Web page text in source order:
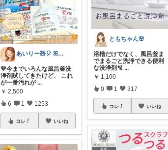
あいりー🧸🎈 ꕤ毎日を快適にꕤ
💛今までいろんな風呂釜洗
浄剤試してきたけど、 これ
が一番汚れが ...
￥ 2,500
6 1 1253
コレ いいね
ともちゃん🌸
浴槽だけでなく、風呂釜ま
でまるごと洗浄できる便利
な洗浄剤🫧...
￥ 1,100
0 1 317
コレ いいね